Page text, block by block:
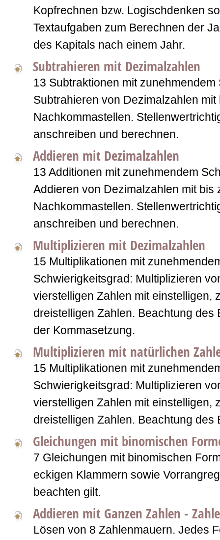
Kopfrechnen bzw. Logischdenken
Textaufgaben zum Berechnen der
des Kapitals nach einem Jahr.
Subtrahieren mit Dezimalzahlen
13 Subtraktionen mit
Subtrahieren von Dezimalzahlen mit
Nachkommastellen.
anschreiben und berechnen.
Addieren mit Dezimalzahlen
13 Additionen mit zunehmendem
Addieren von Dezimalzahlen mit bis
Nachkommastellen.
anschreiben und berechnen.
Multiplizieren mit Dezimalzahlen
15 Multiplikationen mit
Schwierigkeitsgrad: Multiplizieren
vierstelligen Zahlen mit einstelligen,
dreistelligen Zahlen. Beachtung des
der Kommasetzung.
Multiplizieren mit natürlichen
15 Multiplikationen mit
Schwierigkeitsgrad: Multiplizieren
vierstelligen Zahlen mit einstelligen,
dreistelligen Zahlen. Beachtung des
Gleichungen mit binomischen
7 Gleichungen mit binomischen
eckigen Klammern sowie
beachten gilt.
Addieren mit Ganzen Zahlen -
Lösen von 8 Zahlenmauern. Jedes